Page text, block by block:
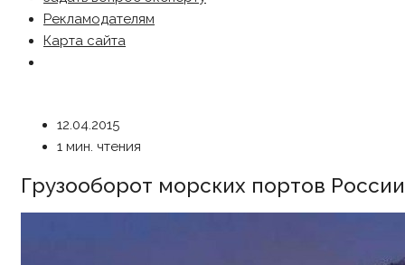
Рекламодателям
Карта сайта
12.04.2015
1 мин. чтения
Грузооборот морских портов